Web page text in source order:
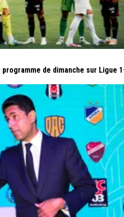
sympathique, pas cette fois.
09 juin 2026 à 11:27
Dire que t'aime pas ok, dire
donner mon avis n'étant pas
me permettre je le trouve pas ouf
bleu et les traits rouge mais
de dimanche sur Ligue